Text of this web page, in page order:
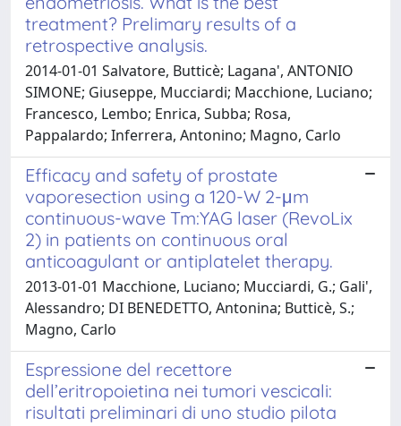
treatment? Prelimary results of a
retrospective analysis.
2014-01-01 Salvatore, Butticè; Lagana', ANTONIO
SIMONE; Giuseppe, Mucciardi; Macchione, Luciano;
Francesco, Lembo; Enrica, Subba; Rosa,
Pappalardo; Inferrera, Antonino; Magno, Carlo
Efficacy and safety of prostate
vaporesection using a 120-W 2-μm
continuous-wave Tm:YAG laser (RevoLix
2) in patients on continuous oral
anticoagulant or antiplatelet therapy.
2013-01-01 Macchione, Luciano; Mucciardi, G.; Gali',
Alessandro; DI BENEDETTO, Antonina; Butticè, S.;
Magno, Carlo
Espressione del recettore
dell’eritropoietina nei tumori vescicali:
risultati preliminari di uno studio pilota